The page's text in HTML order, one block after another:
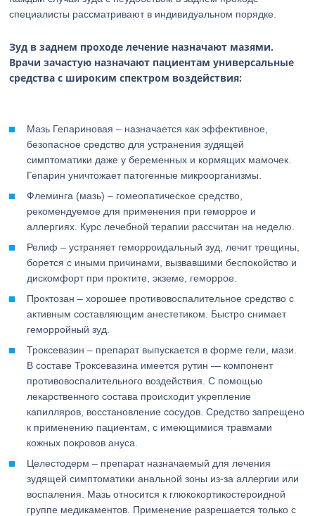
специалисты рассматривают в индивидуальном порядке.
Зуд в заднем проходе лечение назначают мазями.
Врачи зачастую назначают пациентам универсальные
средства с широким спектром воздействия:
Мазь Гепариновая – назначается как эффективное,
безопасное средство для устранения зудящей
симптоматики даже у беременных и кормящих мамочек.
Гепарин уничтожает патогенные микроорганизмы.
Флеминга (мазь) – гомеопатическое средство,
рекомендуемое для применения при геморрое и
аллергиях. Курс лечебной терапии рассчитан на неделю.
Релиф – устраняет геморроидальный зуд, лечит трещины,
борется с иными причинами, вызвавшими беспокойство и
дискомфорт при проктите, экземе, геморрое.
Проктозан – хорошее противовоспалительное средство с
активным составляющим анестетиком. Быстро снимает
геморройный зуд.
Троксевазин – препарат выпускается в форме гели, мази.
В составе Троксевазина имеется рутин — компонент
противовоспалительного воздействия. С помощью
лекарственного состава происходит укрепление
капилляров, восстановление сосудов. Средство запрещено
к применению пациентам, с имеющимися травмами
кожных покровов ануса.
Целестодерм – препарат назначаемый для лечения
зудящей симптоматики анальной зоны из-за аллергии или
воспаления. Мазь относится к глюкокортикостероидной
группе медикаментов. Применение разрешается только с